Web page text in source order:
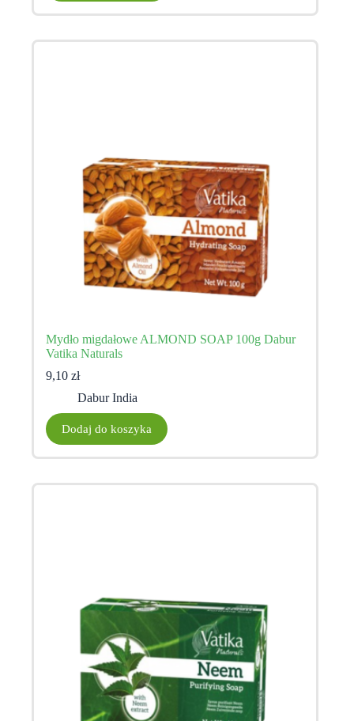
Mydło migdałowe ALMOND SOAP 100g Dabur
Vatika Naturals
9,10 zł
Dabur India
Dodaj do koszyka